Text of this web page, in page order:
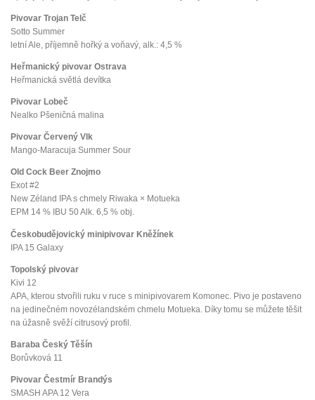
Pivovar Trojan Telč
Sotto Summer
letní Ale, příjemně hořký a voňavý, alk.: 4,5 %
Heřmanický pivovar Ostrava
Heřmanická světlá devítka
Pivovar Lobeč
Nealko Pšeničná malina
Pivovar Červený Vlk
Mango-Maracuja Summer Sour
Old Cock Beer Znojmo
Exot #2
New Zéland IPA s chmely Riwaka × Motueka
EPM 14 % IBU 50 Alk. 6,5 % obj.
Českobudějovický minipivovar Kněžínek
IPA 15 Galaxy
Topolský pivovar
Kivi 12
APA, kterou stvořili ruku v ruce s minipivovarem Komonec. Pivo je postaveno
na jedinečném novozélandském chmelu Motueka. Díky tomu se můžete těšit
na úžasně svěží citrusový profil.
Baraba Český Těšín
Borůvková 11
Pivovar Čestmír Brandýs
SMASH APA 12 Vera